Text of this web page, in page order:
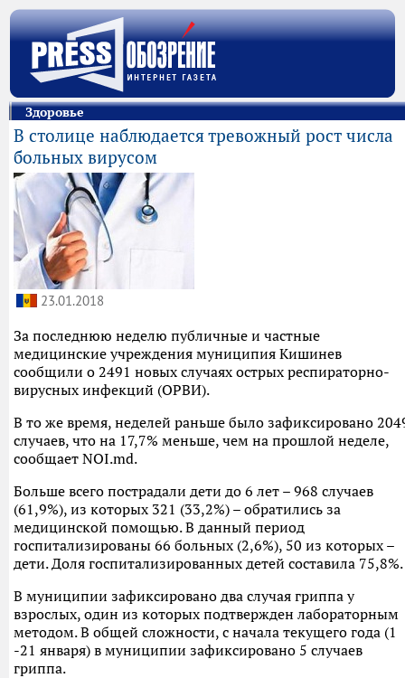
Здоровье
В столице наблюдается тревожный рост числа
больных вирусом
23.01.2018
За последнюю неделю публичные и частные
медицинские учреждения муниципия Кишинев
сообщили о 2491 новых случаях острых респираторно-
вирусных инфекций (ОРВИ).
В то же время, неделей раньше было зафиксировано
случаев, что на 17,7% меньше, чем на прошлой неделе,
сообщает NOI.md.
Больше всего пострадали дети до 6 лет – 968 случаев
(61,9%), из которых 321 (33,2%) – обратились за
медицинской помощью. В данный период
госпитализированы 66 больных (2,6%), 50 из которых –
дети. Доля госпитализированных детей составила 75,8%.
В муниципии зафиксировано два случая гриппа у
взрослых, один из которых подтвержден лабораторным
методом. В общей сложности, с начала текущего года (1
-21 января) в муниципии зафиксировано 5 случаев
гриппа.